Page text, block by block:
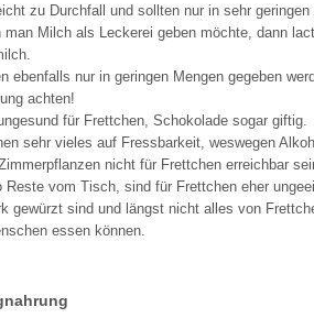
zu Durchfall und sollten nur in sehr geringen
man Milch als Leckerei geben möchte, dann
ebenfalls nur in geringen Mengen gegeben
achten!
für Frettchen, Schokolade sogar giftig.
sehr vieles auf Fressbarkeit, weswegen
nicht für Frettchen erreichbar
Reste vom Tisch, sind für Frettchen eher
gewürzt sind und längst nicht alles von
essen können.